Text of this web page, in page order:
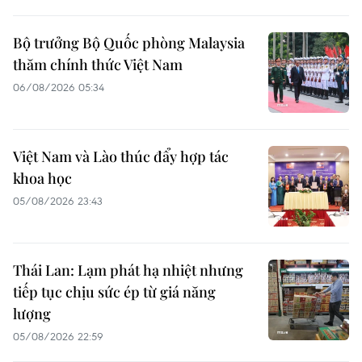
Bộ trưởng Bộ Quốc phòng Malaysia
thăm chính thức Việt Nam
06/08/2026 05:34
Việt Nam và Lào thúc đẩy hợp tác
khoa học
05/08/2026 23:43
Thái Lan: Lạm phát hạ nhiệt nhưng
tiếp tục chịu sức ép từ giá năng
lượng
05/08/2026 22:59